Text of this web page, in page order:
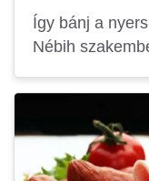
Így bánj a
Nébih